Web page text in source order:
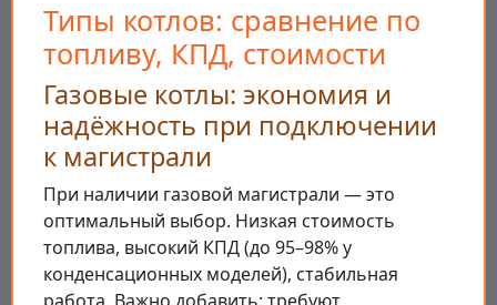
Типы котлов: сравнение по
топливу, КПД, стоимости
Газовые котлы: экономия и
надёжность при подключении
к магистрали
При наличии газовой магистрали — это
оптимальный выбор. Низкая стоимость
топлива, высокий КПД (до 95–98% у
конденсационных моделей), стабильная